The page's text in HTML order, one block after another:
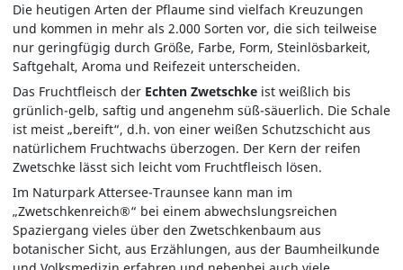
Die heutigen Arten der Pflaume sind vielfach Kreuzungen
und kommen in mehr als 2.000 Sorten vor, die sich teilweise
nur geringfügig durch Größe, Farbe, Form, Steinlösbarkeit,
Saftgehalt, Aroma und Reifezeit unterscheiden.
Das Fruchtfleisch der Echten Zwetschke ist weißlich bis
grünlich-gelb, saftig und angenehm süß-säuerlich. Die Schale
ist meist „bereift“, d.h. von einer weißen Schutzschicht aus
natürlichem Fruchtwachs überzogen. Der Kern der reifen
Zwetschke lässt sich leicht vom Fruchtfleisch lösen.
Im Naturpark Attersee-Traunsee kann man im
„Zwetschkenreich®“ bei einem abwechslungsreichen
Spaziergang vieles über den Zwetschkenbaum aus
botanischer Sicht, aus Erzählungen, aus der Baumheilkunde